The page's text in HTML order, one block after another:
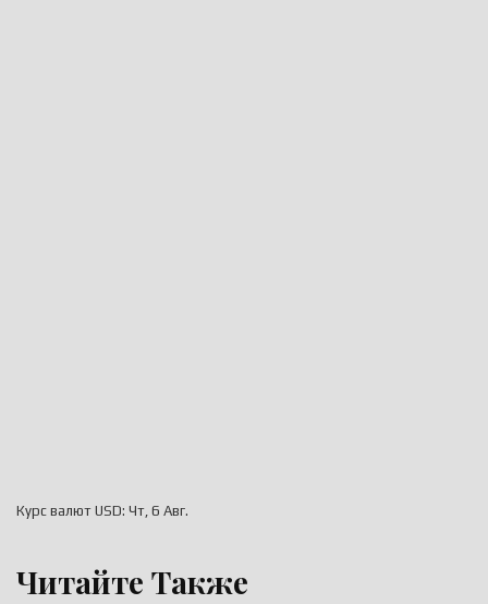
Курс валют USD: Чт, 6 Авг.
Читайте Также